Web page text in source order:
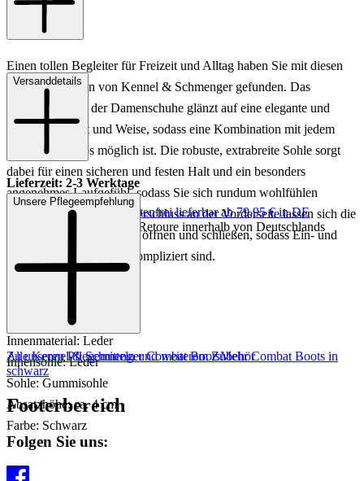
Einen tollen Begleiter für Freizeit und Alltag haben Sie mit diesen
Boots für Damen von Kennel & Schmenger gefunden. Das
schwarze Leder der Damenschuhe glänzt auf eine elegante und
hochwertige Art und Weise, sodass eine Kombination mit jedem
Look problemlos möglich ist. Die robuste, extrabreite Sohle sorgt
dabei für einen sicheren und festen Halt und ein besonders
angenehmes Laufgefühl, sodass Sie sich rundum wohlfühlen
können. Mit einem Reißverschluss an der Vorderseite lassen sich die
Combat Boots wunderbar öffnen und schließen, sodass Ein- und
Ausstieg hier absolut unkompliziert sind.
Material: Leder
Innenmaterial: Leder
Innensohle: Leder
Sohle: Gummisohle
Absatzhöhe: ca. 4 cm
Farbe: Schwarz
Versanddetails
Lieferzeit: 2-3 Werktage
Keine Versandkosten:
kostenfrei lieferbar ab 79,95 € in DE
Einfache und Kostenlose Retoure innerhalb von Deutschlands
Unsere Pflegeempfehlung
Zu unseren Pflegemitteln und weiterem Zubehör
Alle Kennel & Schmenger Combat BootsMehr Combat Boots in
schwarz
Footerbereich
Folgen Sie uns: